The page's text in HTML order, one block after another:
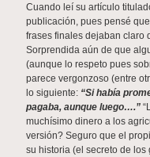
Cuando leí su artículo
publicación, pues pensé
frases finales dejaban claro
Sorprendida aún de que
(aunque lo respeto pues
parece vergonzoso (entre
lo siguiente: “Si había
pagaba, aunque luego….”
muchísimo dinero a los
versión? Seguro que el
su historia (el secreto de